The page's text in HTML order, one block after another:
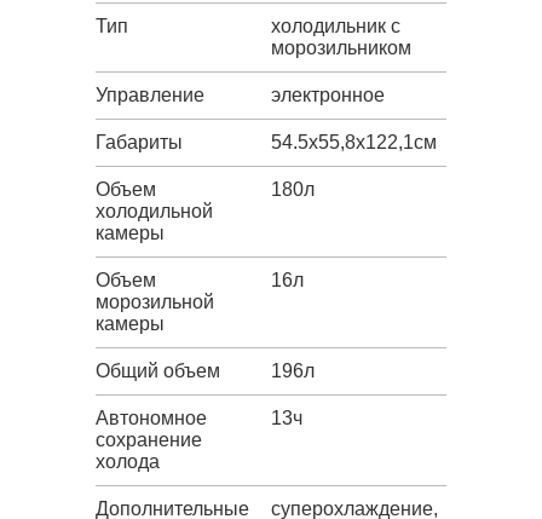
Тип
холодильник с
морозильником
Управление электронное
Габариты 54.5х55,8х122,1см
Объем
холодильной
камеры
180л
Объем
морозильной
камеры
16л
Общий объем 196л
Автономное
сохранение
холода
13ч
Дополнительные
суперохлаждение,